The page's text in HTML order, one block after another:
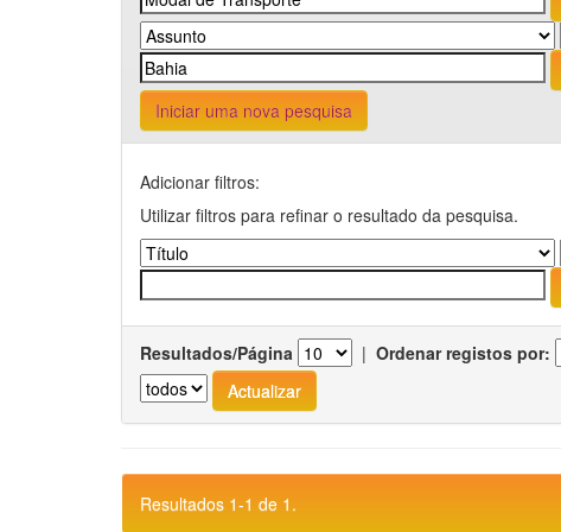
Iniciar uma nova pesquisa
Adicionar filtros:
Utilizar filtros para refinar o resultado da pesquisa.
Resultados/Página | Ordenar registos por:
Resultados 1-1 de 1.